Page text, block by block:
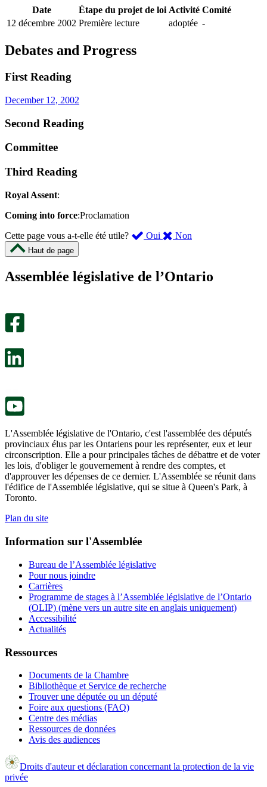
Date Étape du projet de loi Activité Comité
12 décembre 2002 Première lecture adoptée -
Debates and Progress
First Reading
December 12, 2002
Second Reading
Committee
Third Reading
Royal Assent:
Coming into force:Proclamation
Cette page vous a-t-elle été utile?
Oui ,
été
Non
m’a
Haut de page
Assemblée législative de l’Ontario
L'Assemblée législative de l'Ontario, c'est l'assemblée des députés
provinciaux élus par les Ontariens pour les représenter, eux et leur
circonscription. Elle a pour principales tâches de débattre et de voter
les lois, d'obliger le gouvernement à rendre des comptes, et
d'approuver les dépenses de ce dernier. L'Assemblée se réunit dans
l'édifice de l'Assemblée législative, qui se situe à Queen's Park, à
Toronto.
Plan du site
Information sur l'Assemblée
Bureau de l’Assemblée législative
Pour nous joindre
Carrières
Programme de stages à l’Assemblée législative de l’Ontario
(OLIP) (mène vers un autre site en anglais uniquement)
Accessibilité
Actualités
Ressources
Documents de la Chambre
Bibliothèque et Service de recherche
Trouver une députée ou un député
Foire aux questions (FAQ)
Centre des médias
Ressources de données
Avis des audiences
Droits d'auteur et déclaration concernant la protection de la vie
privée